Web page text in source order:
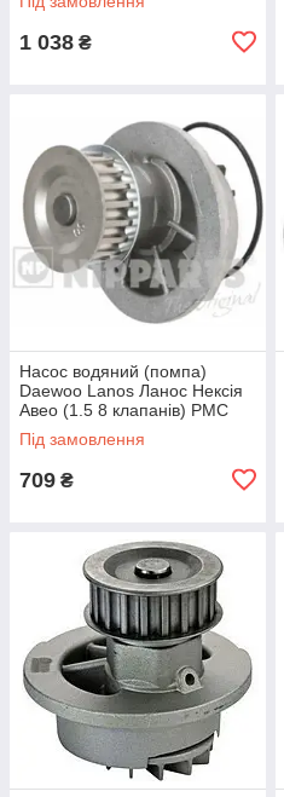
1 038 ₴
Насос водяний (помпа)
Daewoo Lanos Ланос Нексія
Авео (1.5 8 клапанів) PMC
Під замовлення
709 ₴